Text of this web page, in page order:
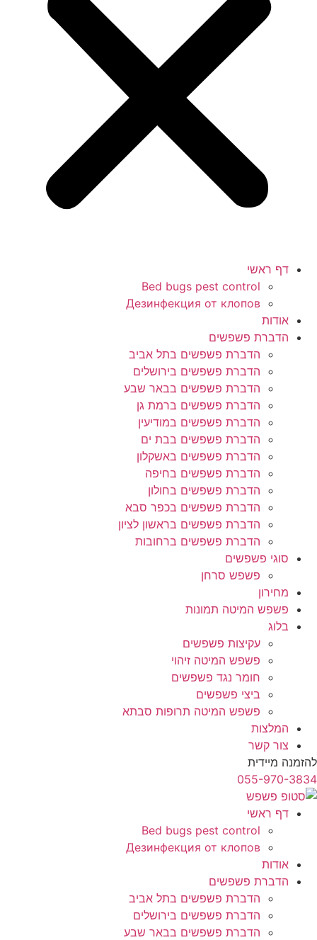
דף ראשי
Bed bugs pest control
Дезинфекция от клопов
אודות
הדברת פשפשים
הדברת פשפשים בתל אביב
הדברת פשפשים בירושלים
הדברת פשפשים בבאר שבע
הדברת פשפשים ברמת גן
הדברת פשפשים במודיעין
הדברת פשפשים בבת ים
הדברת פשפשים באשקלון
הדברת פשפשים בחיפה
הדברת פשפשים בחולון
הדברת פשפשים בכפר סבא
הדברת פשפשים בראשון לציון
הדברת פשפשים ברחובות
סוגי פשפשים
פשפש סרחן
מחירון
פשפש המיטה תמונות
בלוג
עקיצות פשפשים
פשפש המיטה זיהוי
חומר נגד פשפשים
ביצי פשפשים
פשפש המיטה תרופות סבתא
המלצות
צור קשר
להזמנה מיידית
055-970-3834
דף ראשי
Bed bugs pest control
Дезинфекция от клопов
אודות
הדברת פשפשים
הדברת פשפשים בתל אביב
הדברת פשפשים בירושלים
הדברת פשפשים בבאר שבע